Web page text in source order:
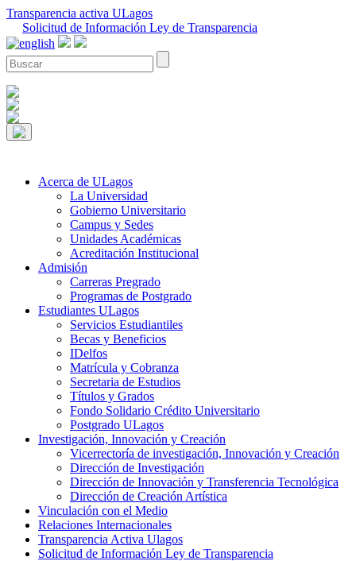
Transparencia activa ULagos
Solicitud de Información Ley de Transparencia
Acerca de ULagos
La Universidad
Gobierno Universitario
Campus y Sedes
Unidades Académicas
Acreditación Institucional
Admisión
Carreras Pregrado
Programas de Postgrado
Estudiantes ULagos
Servicios Estudiantiles
Becas y Beneficios
IDelfos
Matrícula y Cobranza
Secretaria de Estudios
Títulos y Grados
Fondo Solidario Crédito Universitario
Postgrado ULagos
Investigación, Innovación y Creación
Vicerrectoría de investigación, Innovación y Creación
Dirección de Investigación
Dirección de Innovación y Transferencia Tecnológica
Dirección de Creación Artística
Vinculación con el Medio
Relaciones Internacionales
Transparencia Activa Ulagos
Solicitud de Información Ley de Transparencia